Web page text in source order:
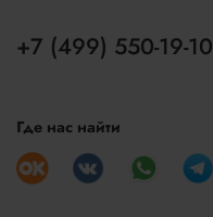
+7 (499) 550-19-10
Где нас найти